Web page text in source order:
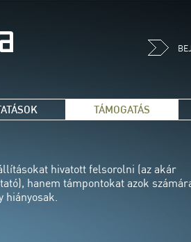
TÁMOGATÁS
hivatott felsorolni (az akár
hanem támpontokat azok
hiányosak.